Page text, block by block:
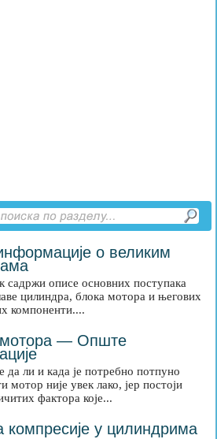
о великим
садржи описе основних поступака
цилиндра, блока мотора и његових
компоненти....
— Опште
да ли и када је потребно потпуно
мотор није увек лако, јер постоји
фактора које...
компресије у цилиндрима